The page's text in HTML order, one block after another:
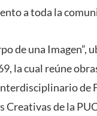
a toda la
de una Imagen”,
la cual reúne
de
de la